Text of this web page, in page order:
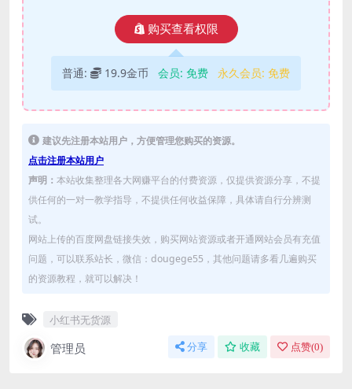
购买查看权限
普通: 19.9金币 会员: 免费 永久会员: 免费
建议先注册本站用户，方便管理您购买的资源。
点击注册本站用户
声明： 本站收集整理各大网赚平台的付费资源，仅提供资源分享，不提
供任何的一对一教学指导，不提供任何收益保障，具体请自行分辨测
试。
网站上传的百度网盘链接失效，购买网站资源或者开通网站会员有充值
问题，可以联系站长，微信：dougege55，其他问题请多看几遍购买
的资源教程，就可以解决！
小红书无货源
管理员 分享 收藏 点赞(0)